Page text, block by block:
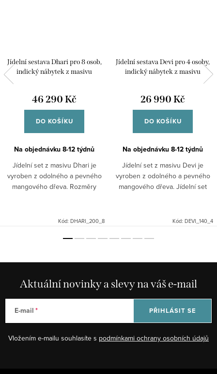
Jídelní sestava Dhari pro 8 osob,
indický nábytek z masivu
46 290 Kč
DO KOŠÍKU
Na objednávku 8-12 týdnů
Jídelní set z masivu Dhari je
vyroben z odolného a pevného
mangového dřeva. Rozměry
určen pro 8 osob....
Kód: DHARI_200_8
Jídelní sestava Devi pro 4 osoby,
indický nábytek z masivu
26 990 Kč
DO KOŠÍKU
Na objednávku 8-12 týdnů
Jídelní set z masivu Devi je
vyroben z odolného a pevného
mangového dřeva. Jídelní set
(š/h/v):stůl: 140/90/76 cmžidle:...
Kód: DEVI_140_4
Aktuální novinky a slevy na váš e-mail
E-mail
Vložením e-mailu souhlasíte s podmínkami ochrany osobních údajů
PŘIHLÁSIT SE